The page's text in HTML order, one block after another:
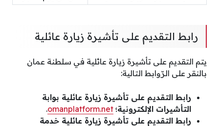
رابط التقديم على تأشيرة زيارة عائلية
يتم التقديم على تأشيرة زيارة عائلية في سلطنة عمان
بالنقر على الرّوابط التالية:
رابط التقديم على تأشيرة زيارة عائلية بوابة
التأشيرات الإلكترونية؛ omanplatform.net
.
رابط التقديم على تأشيرة زيارة عائلية خدمة